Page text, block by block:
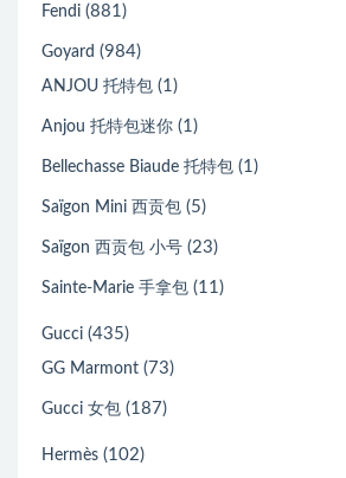
Fendi (881)
Goyard (984)
ANJOU 托特包 (1)
Anjou 托特包迷你 (1)
Bellechasse Biaude 托特包 (1)
Saïgon Mini 西贡包 (5)
Saïgon 西贡包 小号 (23)
Sainte-Marie 手拿包 (11)
Gucci (435)
GG Marmont (73)
Gucci 女包 (187)
Hermès (102)